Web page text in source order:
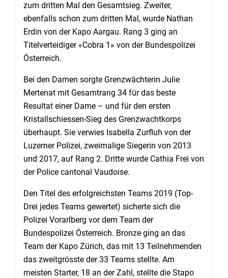
zum dritten Mal den Gesamtsieg. Zweiter,
ebenfalls schon zum dritten Mal, wurde Nathan
Erdin von der Kapo Aargau. Rang 3 ging an
Titelverteidiger «Cobra 1» von der Bundespolizei
Österreich.
Bei den Damen sorgte Grenzwächterin Julie
Mertenat mit Gesamtrang 34 für das beste
Resultat einer Dame – und für den ersten
Kristallschiessen-Sieg des Grenzwachtkorps
überhaupt. Sie verwies Isabella Zurfluh von der
Luzerner Polizei, zweimalige Siegerin von 2013
und 2017, auf Rang 2. Dritte wurde Cathia Frei von
der Police cantonal Vaudoise.
Den Titel des erfolgreichsten Teams 2019 (Top-
Drei jedes Teams gewertet) sicherte sich die
Polizei Vorarlberg vor dem Team der
Bundespolizei Österreich. Bronze ging an das
Team der Kapo Zürich, das mit 13 Teilnehmenden
das zweitgrösste der 33 Teams stellte. Am
meisten Starter, 18 an der Zahl, stellte die Stapo